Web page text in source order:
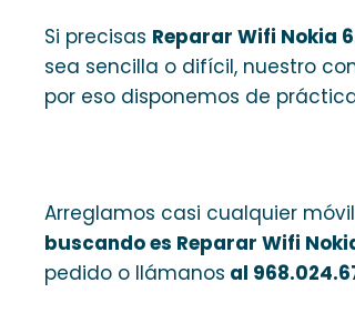
Si precisas Reparar Wifi Nokia
sea sencilla o difícil, nuestro
por eso disponemos de
Arreglamos casi cualquier
buscando es Reparar Wifi
pedido o llámanos al